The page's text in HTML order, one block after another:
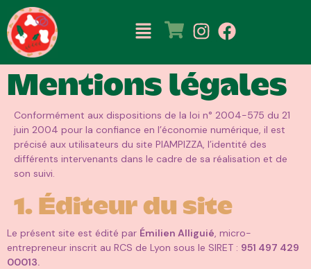
Mentions légales
Conformément aux dispositions de la loi n° 2004-575 du 21
juin 2004 pour la confiance en l’économie numérique, il est
précisé aux utilisateurs du site PIAMPIZZA, l’identité des
différents intervenants dans le cadre de sa réalisation et de
son suivi.
1. Éditeur du site
Le présent site est édité par Émilien Alliguié, micro-
entrepreneur inscrit au RCS de Lyon sous le SIRET : 951 497 429
00013.